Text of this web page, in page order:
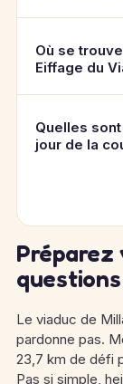
Où se
Eiffage du
Quelles
jour de la
Préparez
questions
Le viaduc de
pardonne pas.
23,7 km de défi
Pas si simple,